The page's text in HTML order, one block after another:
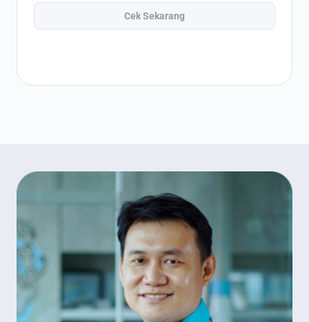
Cek Sekarang